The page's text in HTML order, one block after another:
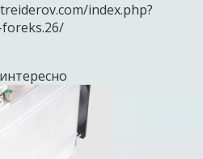
index.php?